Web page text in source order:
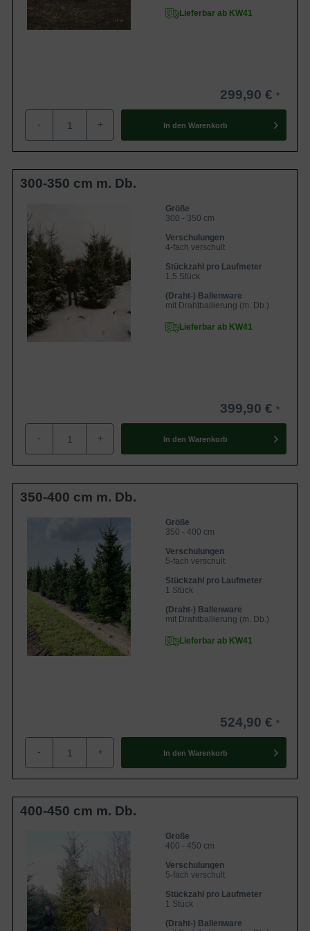
Mit der Anschaffung einer Picea omorikakönnen Sie
nichts falsch machen. Die anspruchslose Pflanze braucht
Für eine ausführliche Beratung bezüglich der Auswahl der
Sorte, stehen wir Ihnen gerne zur Verfügung.
Zur Gesamtauswahl Heckenpflanzen
Lieferbar ab KW41
299,90 €
- + In den Warenkorb
300-350 cm m. Db.
Größe
300 - 350 cm
Verschulungen
4-fach verschult
Stückzahl pro Laufmeter
1,5 Stück
(Draht-) Ballenware
mit Drahtballierung (m. Db.)
Lieferbar ab KW41
399,90 €
- + In den Warenkorb
350-400 cm m. Db.
Größe
350 - 400 cm
Verschulungen
5-fach verschult
Stückzahl pro Laufmeter
1 Stück
(Draht-) Ballenware
mit Drahtballierung (m. Db.)
Lieferbar ab KW41
524,90 €
- + In den Warenkorb
400-450 cm m. Db.
Größe
400 - 450 cm
Verschulungen
5-fach verschult
Stückzahl pro Laufmeter
1 Stück
(Draht-) Ballenware